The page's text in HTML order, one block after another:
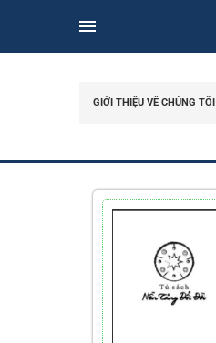
GIỚI THIỆU VỀ CHÚNG TÔI